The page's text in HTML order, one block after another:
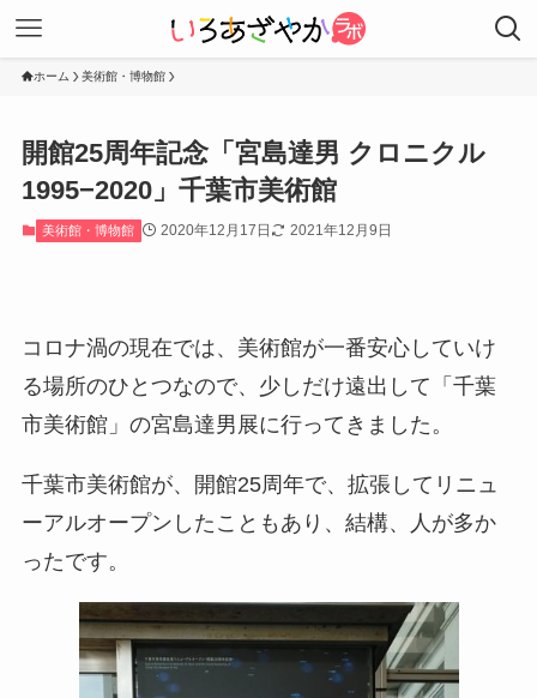
ホーム 美術館・博物館
開館25周年記念「宮島達男 クロニクル
1995−2020」千葉市美術館
美術館・博物館 2020年12月17日 2021年12月9日
コロナ渦の現在では、美術館が一番安心していけ
る場所のひとつなので、少しだけ遠出して「千葉
市美術館」の宮島達男展に行ってきました。
千葉市美術館が、開館25周年で、拡張してリニュ
ーアルオープンしたこともあり、結構、人が多か
ったです。